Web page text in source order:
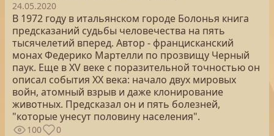
24.05.2020
В 1972 году в итальянском городе Болонья книга
предсказаний судьбы человечества на пять
тысячелетий вперед. Автор - францисканский
монах Федерико Мартелли по прозвищу Черный
паук. Еще в XV веке с поразительной точностью он
описал события XX века: начало двух мировых
войн, атомный взрыв и даже клонирование
животных. Предсказал он и пять болезней,
"которые унесут половину населения".
100 0